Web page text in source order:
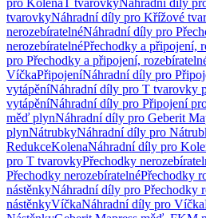
pro KolenaT tvarovkyNáhradní díly
tvarovkyNáhradní díly pro Křížové
nerozebíratelnéNáhradní díly pro
nerozebíratelnéPřechodky a připojení,
pro Přechodky a připojení,
VíčkaPřipojeníNáhradní díly pro
vytápěníNáhradní díly pro T tvarovky
vytápěníNáhradní díly pro Připojení
měď plynNáhradní díly pro Geberit
plynNátrubkyNáhradní díly pro
RedukceKolenaNáhradní díly pro
pro T tvarovkyPřechodky
Přechodky nerozebíratelnéPřechodky
nástěnkyNáhradní díly pro Přechodky
nástěnkyVíčkaNáhradní díly pro Víčka